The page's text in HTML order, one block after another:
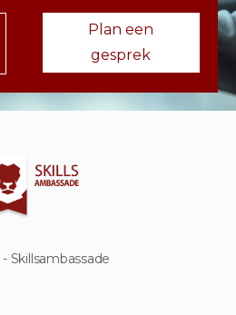
Plan een
gesprek
Skillsambassade